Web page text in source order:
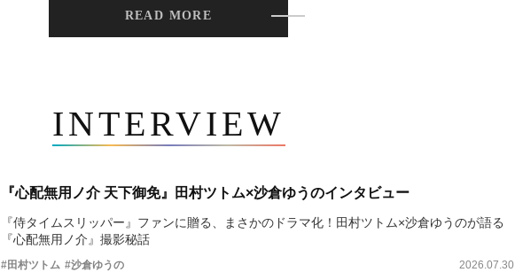
READ MORE
INTERVIEW
『心配無用ノ介 天下御免』田村ツトム×沙倉ゆうのインタビュー
『侍タイムスリッパー』ファンに贈る、まさかのドラマ化！田村ツトム×沙倉ゆうのが語る
『心配無用ノ介』撮影秘話
#田村ツトム #沙倉ゆうの 2026.07.30